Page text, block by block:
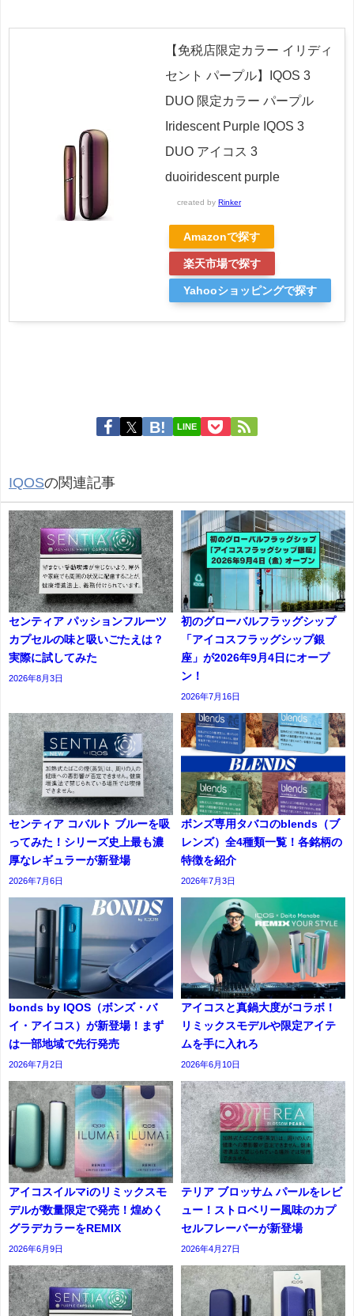
【免税店限定カラー イリディ
セント パープル】IQOS 3
DUO 限定カラー パープル
Iridescent Purple IQOS 3
DUO アイコス 3
duoiridescent purple
created by Rinker
Amazonで探す
楽天市場で探す
Yahooショッピングで探す
LINE
IQOSの関連記事
センティア パッションフルーツ
カプセルの味と吸いごたえは？
実際に試してみた
2026年8月3日
初のグローバルフラッグシップ
「アイコスフラッグシップ銀
座」が2026年9月4日にオープ
ン！
2026年7月16日
センティア コバルト ブルーを吸
ってみた！シリーズ史上最も濃
厚なレギュラーが新登場
2026年7月6日
ボンズ専用タバコのblends（ブ
レンズ）全4種類一覧！各銘柄の
特徴を紹介
2026年7月3日
bonds by IQOS（ボンズ・バ
イ・アイコス）が新登場！まず
は一部地域で先行発売
2026年7月2日
アイコスと真鍋大度がコラボ！
リミックスモデルや限定アイテ
ムを手に入れろ
2026年6月10日
アイコスイルマiのリミックスモ
デルが数量限定で発売！煌めく
グラデカラーをREMIX
2026年6月9日
テリア ブロッサム パールをレビ
ュー！ストロベリー風味のカプ
セルフレーバーが新登場
2026年4月27日